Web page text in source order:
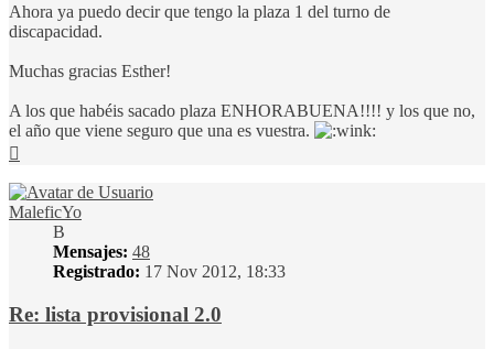
Ahora ya puedo decir que tengo la plaza 1 del turno de
discapacidad.
Muchas gracias Esther!
A los que habéis sacado plaza ENHORABUENA!!!! y los que no,
el año que viene seguro que una es vuestra.
MaleficYo
B
Mensajes: 48
Registrado: 17 Nov 2012, 18:33
Re: lista provisional 2.0